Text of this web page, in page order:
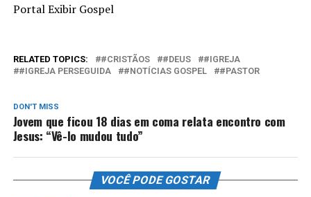
Portal Exibir Gospel
RELATED TOPICS: #CRISTÃOS #DEUS
#IGREJA
#IGREJA PERSEGUIDA
#NOTÍCIAS GOSPEL #PASTOR
DON'T MISS
Jovem que ficou 18 dias em coma relata encontro com
Jesus: “Vê-lo mudou tudo”
VOCÊ PODE GOSTAR